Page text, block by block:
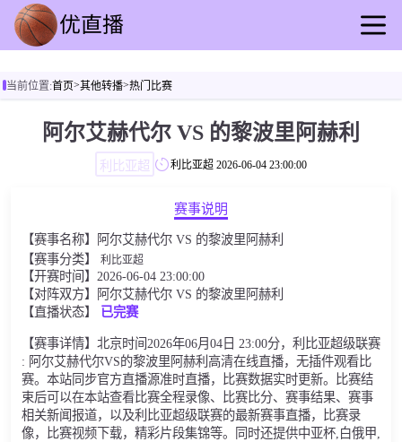
足球直播
篮球直播
足球录播
其他转播
当前位置:首页>其他转播>热门比赛
阿尔艾赫代尔 VS 的黎波里阿赫利
利比亚超 利比亚超 2026-06-04 23:00:00
赛事说明
【赛事名称】阿尔艾赫代尔 VS 的黎波里阿赫利
【赛事分类】 利比亚超
【开赛时间】2026-06-04 23:00:00
【对阵双方】阿尔艾赫代尔 VS 的黎波里阿赫利
【直播状态】
已完赛
【赛事详情】北京时间2026年06月04日 23:00分，利比亚超级联赛
: 阿尔艾赫代尔VS的黎波里阿赫利高清在线直播，无插件观看比
赛。本站同步官方直播源准时直播，比赛数据实时更新。比赛结
束后可以在本站查看比赛全程录像、比赛比分、赛事结果、赛事
相关新闻报道，以及利比亚超级联赛的最新赛事直播，比赛录
像，比赛视频下载，精彩片段集锦等。同时还提供中亚杯,白俄甲,